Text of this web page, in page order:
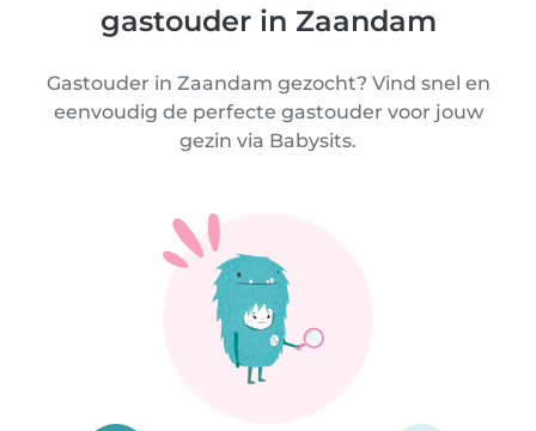
gastouder in Zaandam
Gastouder in Zaandam gezocht? Vind snel en
eenvoudig de perfecte gastouder voor jouw
gezin via Babysits.